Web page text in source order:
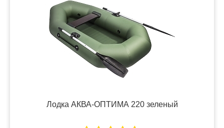
Лодка АКВА-ОПТИМА 220 зеленый